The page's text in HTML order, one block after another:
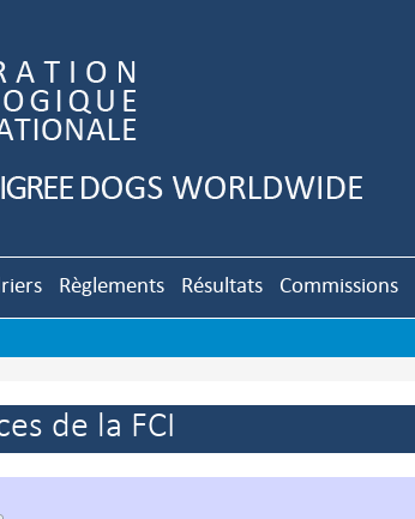
Règlements Résultats Commissions
de la FCI